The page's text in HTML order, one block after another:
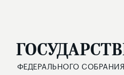
ФЕДЕРАЛЬНОГО